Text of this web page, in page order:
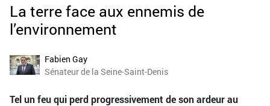
La terre face aux ennemis de
l’environnement
Fabien Gay
Sénateur de la Seine-Saint-Denis
Tel un feu qui perd progressivement de son ardeur au